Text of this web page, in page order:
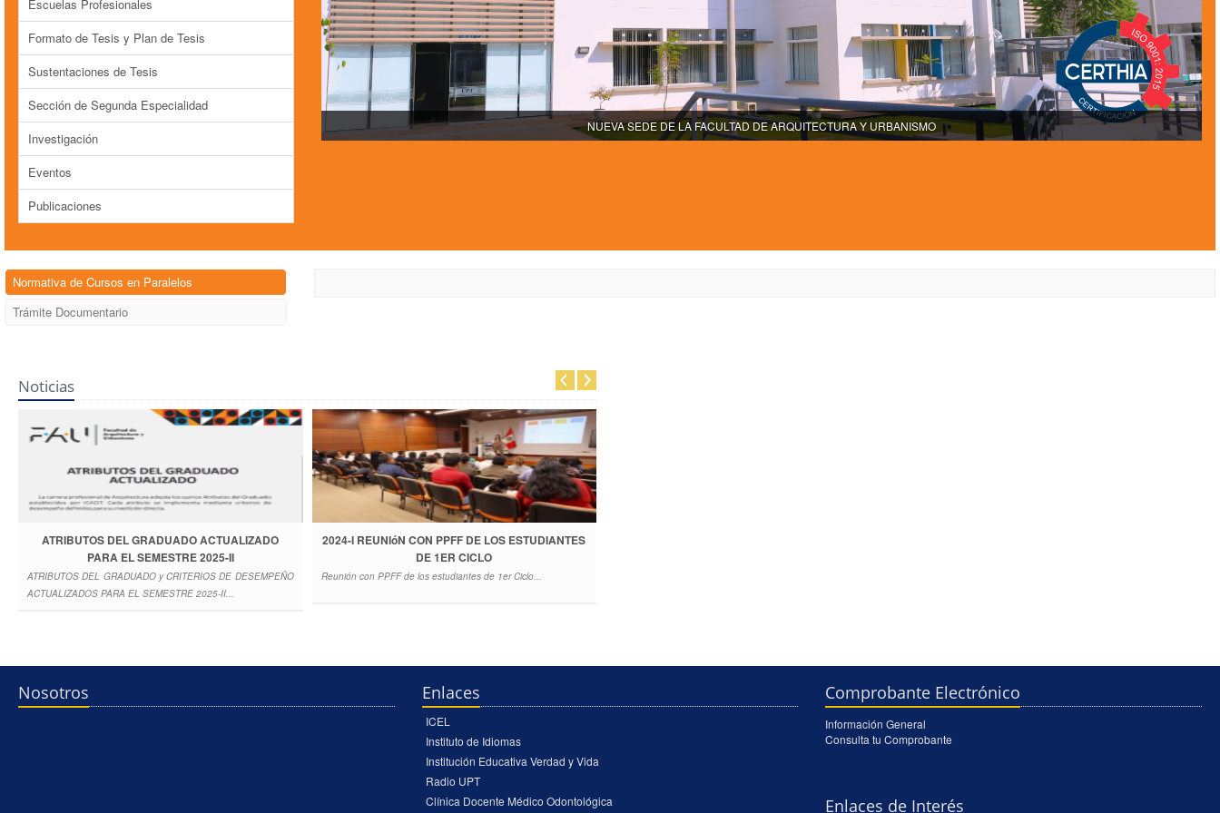
Escuelas Profesionales
Formato de Tesis y Plan de Tesis
Sustentaciones de Tesis
Sección de Segunda Especialidad
Investigación
Eventos
Publicaciones
NUEVA SEDE DE LA FACULTAD DE ARQUITECTURA Y URBANISMO
Normativa de Cursos en Paralelos
Trámite Documentario
Noticias
ATRIBUTOS DEL GRADUADO ACTUALIZADO
PARA EL SEMESTRE 2025-II
ATRIBUTOS DEL GRADUADO y CRITERIOS DE DESEMPEÑO
ACTUALIZADOS PARA EL SEMESTRE 2025-II...
2024-I REUNIóN CON PPFF DE LOS ESTUDIANTES
DE 1ER CICLO
Reunión con PPFF de los estudiantes de 1er Ciclo...
Nosotros Enlaces
ICEL
Instituto de Idiomas
Institución Educativa Verdad y Vida
Radio UPT
Clínica Docente Médico Odontológica
Comprobante Electrónico
Información General
Consulta tu Comprobante
Enlaces de Interés